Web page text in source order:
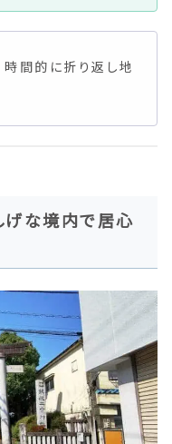
時間的に折り返し地
げな境内で居心